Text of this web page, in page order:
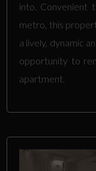
into. Convenient
metro, this
a lively, dynamic
opportunity to
apartment.